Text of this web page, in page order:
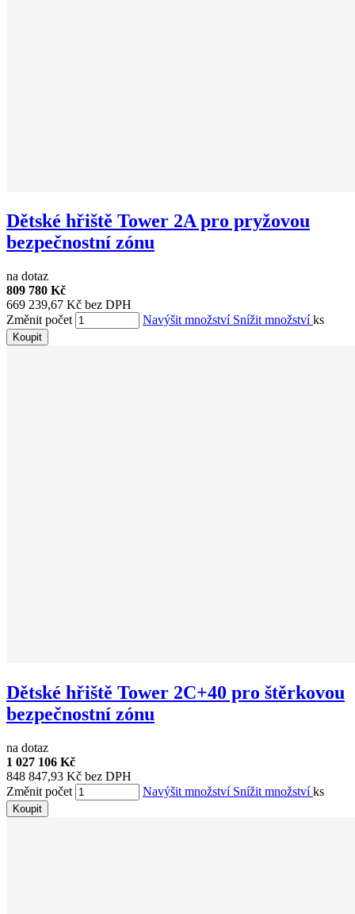
Dětské hřiště Tower 2A pro pryžovou
bezpečnostní zónu
na dotaz
809 780 Kč
669 239,67 Kč bez DPH
Změnit počet
Navýšit množství Snížit množstvíks
Koupit
Dětské hřiště Tower 2C+40 pro štěrkovou
bezpečnostní zónu
na dotaz
1 027 106 Kč
848 847,93 Kč bez DPH
Změnit počet
Navýšit množství Snížit množstvíks
Koupit